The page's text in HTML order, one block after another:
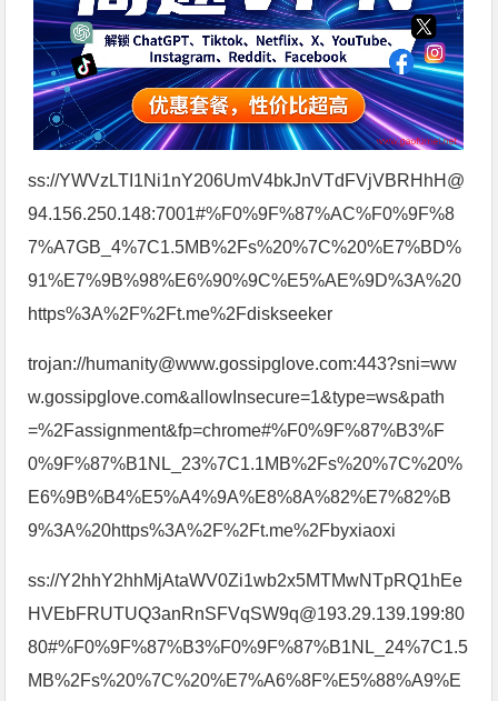
ss://YWVzLTI1Ni1nY206UmV4bkJnVTdFVjVBRHhH@
94.156.250.148:7001#%F0%9F%87%AC%F0%9F%8
7%A7GB_4%7C1.5MB%2Fs%20%7C%20%E7%BD%
91%E7%9B%98%E6%90%9C%E5%AE%9D%3A%20
https%3A%2F%2Ft.me%2Fdiskseeker
trojan://humanity@www.gossipglove.com:443?sni=ww
w.gossipglove.com&allowInsecure=1&type=ws&path
=%2Fassignment&fp=chrome#%F0%9F%87%B3%F
0%9F%87%B1NL_23%7C1.1MB%2Fs%20%7C%20%
E6%9B%B4%E5%A4%9A%E8%8A%82%E7%82%B
9%3A%20https%3A%2F%2Ft.me%2Fbyxiaoxi
ss://Y2hhY2hhMjAtaWV0Zi1wb2x5MTMwNTpRQ1hEe
HVEbFRUTUQ3anRnSFVqSW9q@193.29.139.199:80
80#%F0%9F%87%B3%F0%9F%87%B1NL_24%7C1.5
MB%2Fs%20%7C%20%E7%A6%8F%E5%88%A9%E